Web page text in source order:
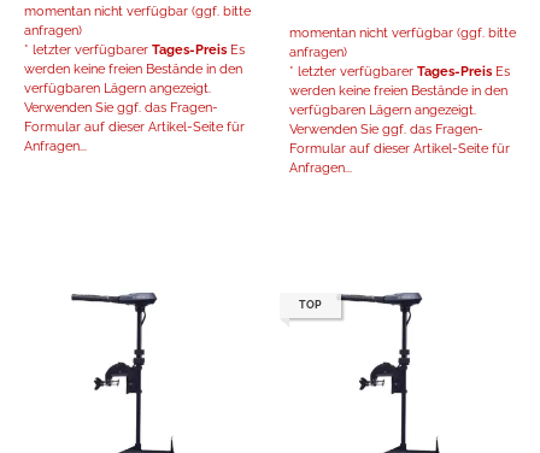
momentan nicht verfügbar (ggf. bitte
anfragen)
* letzter verfügbarer Tages-Preis Es
werden keine freien Bestände in den
verfügbaren Lägern angezeigt.
Verwenden Sie ggf. das Fragen-
Formular auf dieser Artikel-Seite für
Anfragen...
momentan nicht verfügbar (ggf. bitte
anfragen)
* letzter verfügbarer Tages-Preis Es
werden keine freien Bestände in den
verfügbaren Lägern angezeigt.
Verwenden Sie ggf. das Fragen-
Formular auf dieser Artikel-Seite für
Anfragen...
TOP